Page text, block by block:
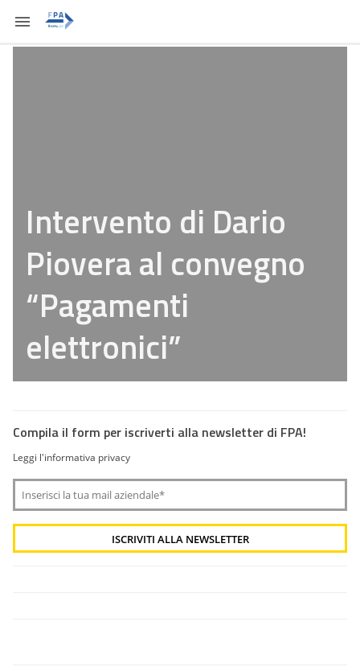
Intervento di Dario
Piovera al convegno
“Pagamenti
elettronici”
Compila il form per iscriverti alla newsletter di FPA!
Leggi l'informativa privacy